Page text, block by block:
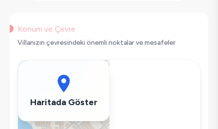
Şömine
Saç Kurutma Makinası
Çamaşır Makinesi
Tost Makinesi
Konum ve Çevre
Villanızın çevresindeki önemli noktalar ve mesafeler
Haritada Göster